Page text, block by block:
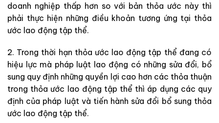
doanh nghiệp thấp hơn so với bản thỏa ước này thì
phải thực hiện những điều khoản tương ứng tại thỏa
ước lao động tập thể.
2. Trong thời hạn thỏa ước lao động tập thể đang có
hiệu lực mà pháp luật lao động có những sửa đổi, bổ
sung quy định những quyền lợi cao hơn các thỏa thuận
trong thỏa ước lao động tập thể thì áp dụng các quy
định của pháp luật và tiến hành sửa đổi bổ sung thỏa
ước lao động tập thể.